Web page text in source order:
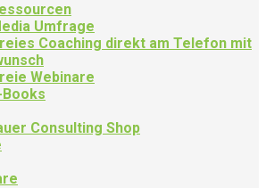
Umfrage
Coaching direkt am Telefon mit
Webinare
Books
Consulting Shop